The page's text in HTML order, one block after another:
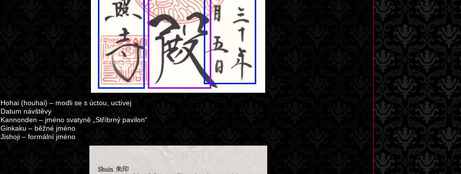
Hohai (houhai) – modli se s úctou, uctívej
Datum návštěvy
Kannonden – jméno svatyně „Stříbrný pavilon“
Ginkaku – běžné jméno
Jishoji – formální jméno